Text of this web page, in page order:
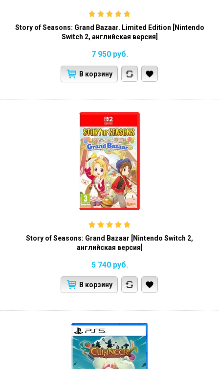
Story of Seasons: Grand Bazaar. Limited Edition [Nintendo
Switch 2, английская версия]
7 950 руб.
В корзину
Story of Seasons: Grand Bazaar [Nintendo Switch 2,
английская версия]
5 740 руб.
В корзину